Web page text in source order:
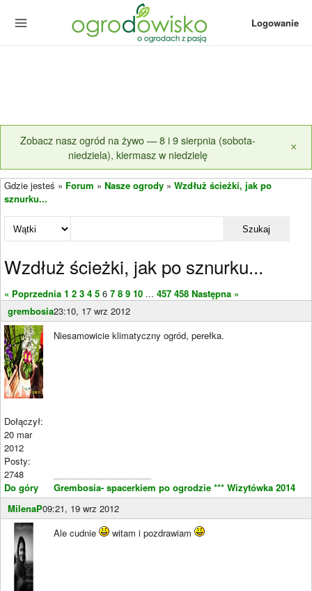
Logowanie
Zobacz nasz ogród na żywo — 8 i 9 sierpnia (sobota-
niedziela), kiermasz w niedzielę
×
Gdzie jesteś » Forum » Nasze ogrody » Wzdłuż ścieżki, jak po
sznurku...
Szukaj
Wzdłuż ścieżki, jak po sznurku...
« Poprzednia 1 2 3 4 5 6 7 8 9 10 ... 457 458 Następna »
grembosia23:10, 17 wrz 2012
Dołączył:
20 mar
2012
Posty:
2748
Do góry
Niesamowicie klimatyczny ogród, perełka.
Grembosia- spacerkiem po ogrodzie *** Wizytówka 2014
MilenaP09:21, 19 wrz 2012
Ale cudnie witam i pozdrawiam